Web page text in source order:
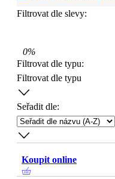
Filtrovat dle slevy:
0%
Filtrovat dle typu:
Filtrovat dle typu
Seřadit dle:
Koupit online